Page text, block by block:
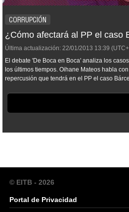
CORRUPCIÓN
¿Cómo afectará al PP el caso
Última actualización: 22/01/2013 13:39
El debate 'De Boca en Boca' analiza los
los últimos tiempos. Oihane Mateos habla
repercusión que tendrá en el PP el caso
© EITB - 2026
Portal de Privacidad